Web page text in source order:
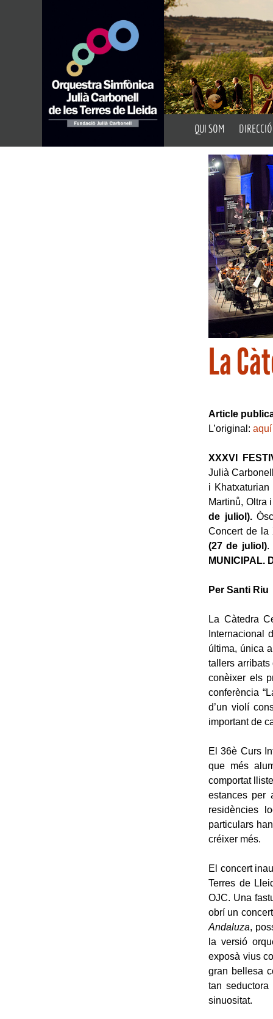
QUI SOM
Presentació
Fundació Julià
Auditoris
Portal de
DIRECCIÓ
Director
Director
La
Article
L’original: aquí
XXXVI
Julià
i Khatxaturian
Martinů, Oltra
de juliol).
Concert de la
(27 de juliol).
MUNICIPAL.
Per Santi Riu
La Càtedra
Internacional
última, única
tallers arribats
conèixer els
conferència
d’un violí
important de
El 36è Curs
que més
comportat
estances per
residències
particulars
créixer més.
El concert
Terres de
OJC. Una
obrí un
Andaluza,
la versió
exposà vius
gran bellesa
tan
sinuositat.